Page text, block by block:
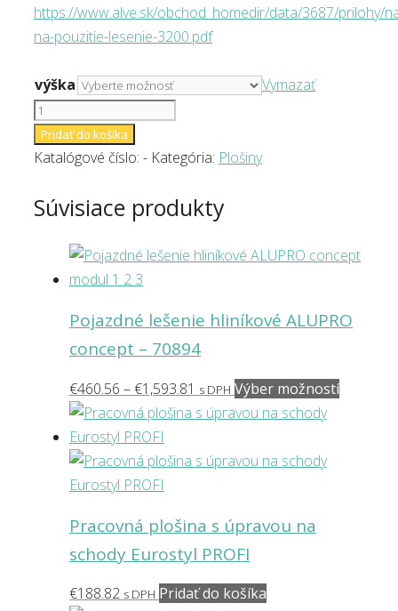
https://www.alve.sk/obchod_homedir/data/3687/prilohy/
na-pouzitie-lesenie-3200.pdf
výška
Vymazať
množstvo
Oceľová
pracovná
3200
Pridať do košíka
Katalógové číslo: - Kategória: Plošiny
Súvisiace produkty
Pojazdné lešenie hliníkové ALUPRO
concept – 70894
€460.56 –€1,593.81 Price
range:
through
s DPH Výber možnostíTento
Pracovná plošina s úpravou na
schody Eurostyl PROFI
€188.82 s DPH Pridať do košíka